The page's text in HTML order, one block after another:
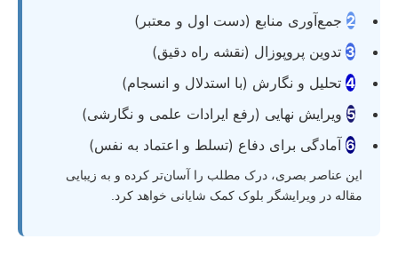
2 جمع‌آوری منابع (دست اول و معتبر)
3 تدوین پروپوزال (نقشه راه دقیق)
4 تحلیل و نگارش (با استدلال و انسجام)
5 ویرایش نهایی (رفع ایرادات علمی و نگارشی)
6 آمادگی برای دفاع (تسلط و اعتماد به نفس)
این عناصر بصری، درک مطلب را آسان‌تر کرده و به زیبایی
مقاله در ویرایشگر بلوک کمک شایانی خواهد کرد.